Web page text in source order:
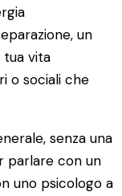
un
vita
o sociali che
senza una
parlare con un
uno psicologo a